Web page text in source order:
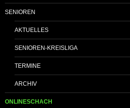
SENIOREN
AKTUELLES
SENIOREN-KREISLIGA
TERMINE
ARCHIV
ONLINESCHACH